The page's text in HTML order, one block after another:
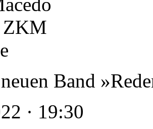
Band
· 19:30